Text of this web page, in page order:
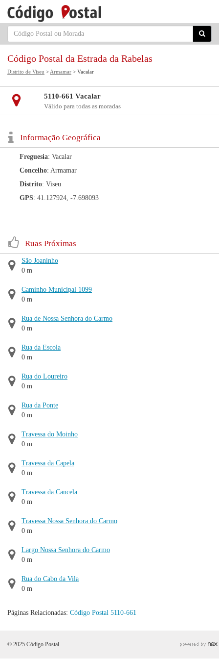
Código Postal da Estrada da Rabelas
Distrito de Viseu > Armamar > Vacalar
5110-661 Vacalar
Válido para todas as moradas
Informação Geográfica
Freguesia: Vacalar
Concelho: Armamar
Distrito: Viseu
GPS: 41.127924, -7.698093
Ruas Próximas
São Joaninho
0 m
Caminho Municipal 1099
0 m
Rua de Nossa Senhora do Carmo
0 m
Rua da Escola
0 m
Rua do Loureiro
0 m
Rua da Ponte
0 m
Travessa do Moinho
0 m
Travessa da Capela
0 m
Travessa da Cancela
0 m
Travessa Nossa Senhora do Carmo
0 m
Largo Nossa Senhora do Carmo
0 m
Rua do Cabo da Vila
0 m
Páginas Relacionadas: Código Postal 5110-661
© 2025 Código Postal